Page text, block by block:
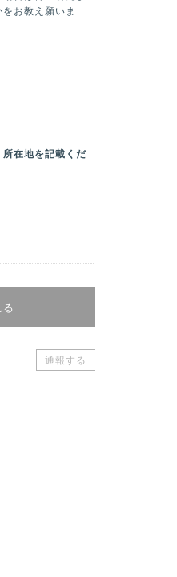
お教え願いま
在地を記載くだ
通報する